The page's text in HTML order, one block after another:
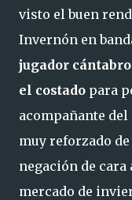
visto el buen
Invernón en
jugador
el costado para
acompañante del
muy reforzado
negación de cara
mercado de